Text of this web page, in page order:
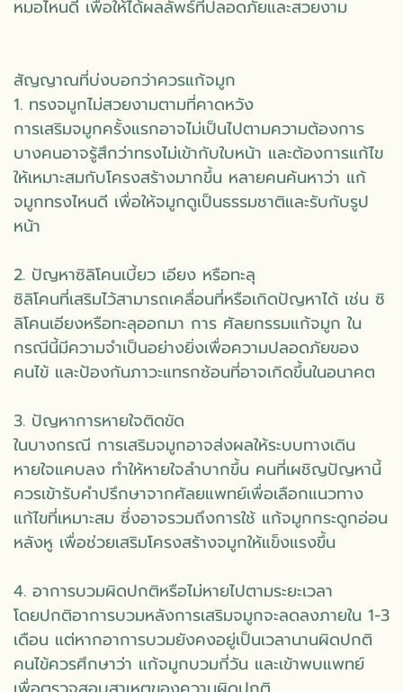
หมอไหนดี เพื่อให้ได้ผลลัพธ์ที่ปลอดภัยและสวยงาม
สัญญาณที่บ่งบอกว่าควรแก้จมูก
1. ทรงจมูกไม่สวยงามตามที่คาดหวัง
การเสริมจมูกครั้งแรกอาจไม่เป็นไปตามความต้องการ
บางคนอาจรู้สึกว่าทรงไม่เข้ากับใบหน้า และต้องการแก้ไข
ให้เหมาะสมกับโครงสร้างมากขึ้น หลายคนค้นหาว่า แก้
จมูกทรงไหนดี เพื่อให้จมูกดูเป็นธรรมชาติและรับกับรูป
หน้า
2. ปัญหาซิลิโคนเบี้ยว เอียง หรือทะลุ
ซิลิโคนที่เสริมไว้สามารถเคลื่อนที่หรือเกิดปัญหาได้ เช่น ซิ
ลิโคนเอียงหรือทะลุออกมา การ ศัลยกรรมแก้จมูก ใน
กรณีนี้มีความจำเป็นอย่างยิ่งเพื่อความปลอดภัยของ
คนไข้ และป้องกันภาวะแทรกซ้อนที่อาจเกิดขึ้นในอนาคต
3. ปัญหาการหายใจติดขัด
ในบางกรณี การเสริมจมูกอาจส่งผลให้ระบบทางเดิน
หายใจแคบลง ทำให้หายใจลำบากขึ้น คนที่เผชิญปัญหานี้
ควรเข้ารับคำปรึกษาจากศัลยแพทย์เพื่อเลือกแนวทาง
แก้ไขที่เหมาะสม ซึ่งอาจรวมถึงการใช้ แก้จมูกกระดูกอ่อน
หลังหู เพื่อช่วยเสริมโครงสร้างจมูกให้แข็งแรงขึ้น
4. อาการบวมผิดปกติหรือไม่หายไปตามระยะเวลา
โดยปกติอาการบวมหลังการเสริมจมูกจะลดลงภายใน 1-3
เดือน แต่หากอาการบวมยังคงอยู่เป็นเวลานานผิดปกติ
คนไข้ควรศึกษาว่า แก้จมูกบวมกี่วัน และเข้าพบแพทย์